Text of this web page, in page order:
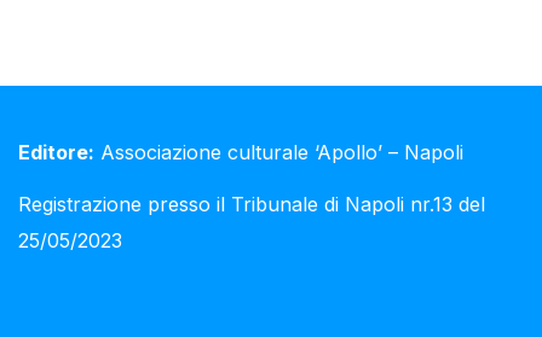
Editore: Associazione culturale ‘Apollo’ – Napoli
Registrazione presso il Tribunale di Napoli nr.13 del
25/05/2023